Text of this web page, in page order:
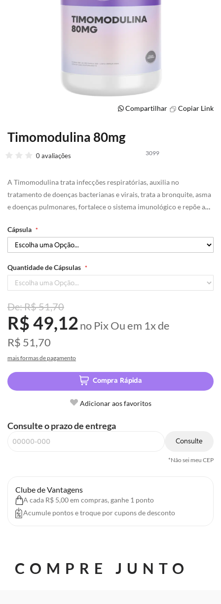
Timomodulina 80mg
3099
0 avaliações
A Timomodulina trata infecções respiratórias, auxilia no
tratamento de doenças bacterianas e virais, trata a bronquite, asma
e doenças pulmonares, fortalece o sistema imunológico e repõe a
Cápsula
Quantidade de Cápsulas
R$ 51,70
R$ 49,12no PixOu em 1xde
R$ 51,70
mais formas de pagamento
Compra Rápida
Adicionar aos favoritos
Consulte o prazo de entrega
Consulte
*Não sei meu CEP
Clube de Vantagens
A cada R$ 5,00 em compras, ganhe 1 ponto
Acumule pontos e troque por cupons de desconto
Compartilhar Copiar Link
Saltar
para
Galeria
de
imagens
COMPRE JUNTO